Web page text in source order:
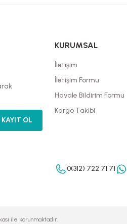
KAYIT OL
KURUMSAL
İletişim
İletişim Formu
Havale Bildirim Formu
Kargo Takibi
0(312) 722 71 71
ile korunmaktadır.